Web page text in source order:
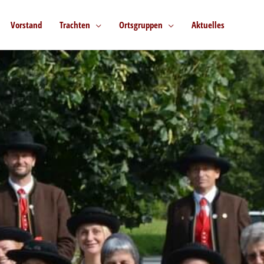
Vorstand Trachten Ortsgruppen Aktuelles